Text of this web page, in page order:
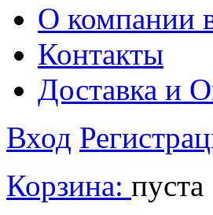
О компании
Контакты
Доставка и
Вход
Корзина: пуста